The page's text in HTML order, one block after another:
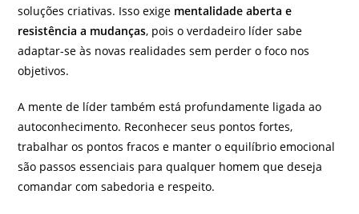
soluções criativas. Isso exige mentalidade aberta e
resistência a mudanças, pois o verdadeiro líder sabe
adaptar-se às novas realidades sem perder o foco nos
objetivos.
A mente de líder também está profundamente ligada ao
autoconhecimento. Reconhecer seus pontos fortes,
trabalhar os pontos fracos e manter o equilíbrio emocional
são passos essenciais para qualquer homem que deseja
comandar com sabedoria e respeito.